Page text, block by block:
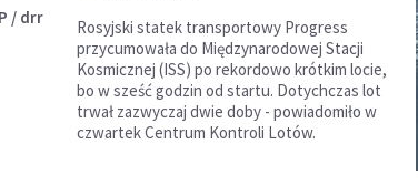
/ drr
Rosyjski statek transportowy Progress
przycumowała do Międzynarodowej Stacji
Kosmicznej (ISS) po rekordowo krótkim locie,
bo w sześć godzin od startu. Dotychczas lot
trwał zazwyczaj dwie doby - powiadomiło w
czwartek Centrum Kontroli Lotów.